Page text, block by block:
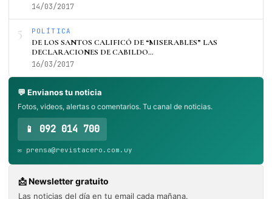
14/03/2017
5 POLÍTICA
DE LOS SANTOS CALIFICÓ DE “MISERABLES” LAS
DECLARACIONES DE CABILDO…
16/03/2017
💬 Envianos tu noticia
Fotos, videos, alertas o comentarios. Tu canal de noticias.
📱 092 014 700
✉️ prensa@revistacero.com.uy
📩 Newsletter gratuito
Las noticias del día en tu email cada mañana.